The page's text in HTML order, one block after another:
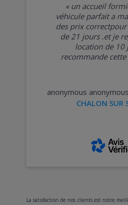
« un accueil
véhicule parfait a
des prix
de 21 jours .et je reprends une
location de 10
recommande cette
anonymous
CHALON SUR
La satisfaction de nos clients est notre